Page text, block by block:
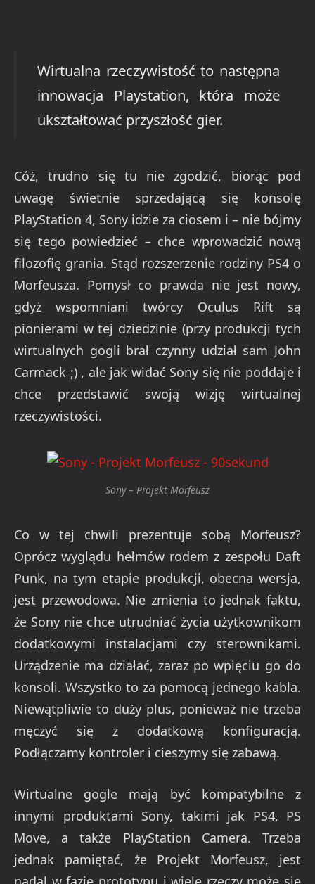
PlayStation 4, Sony idzie za ciosem i – nie bójmy
się tego powiedzieć – chce wprowadzić nową
filozofię grania. Stąd rozszerzenie rodziny PS4 o
gdyż wspomniani twórcy Oculus Rift są
pionierami w tej dziedzinie (przy produkcji tych
wirtualnych gogli brał czynny udział sam John
Carmack ;) , ale jak widać Sony się nie poddaje i
chce przedstawić swoją wizję wirtualnej
rzeczywistości.
Sony – Projekt Morfeusz
Co w tej chwili prezentuje sobą Morfeusz?
Oprócz wyglądu hełmów rodem z zespołu Daft
jest przewodowa. Nie zmienia to jednak faktu,
że Sony nie chce utrudniać życia użytkownikom
Urządzenie ma działać, zaraz po wpięciu go do
konsoli. Wszystko to za pomocą jednego kabla.
Niewątpliwie to duży plus, ponieważ nie trzeba
męczyć się z dodatkową konfiguracją.
Podłączamy kontroler i cieszymy się zabawą.
Wirtualne gogle mają być kompatybilne z
innymi produktami Sony, takimi jak PS4, PS
Move, a także PlayStation Camera. Trzeba
jednak pamiętać, że Projekt Morfeusz, jest
nadal w fazie prototypu i wiele rzeczy może się
jeszcze zmienić.
Należy dodać, że zaprezentowany prototyp
posiada wyświetlacz w rodzielczości FullHD,
przy 90-stopniowym kącie widzenia. Morfeusz
wyposażony jest również w akcelerometr,